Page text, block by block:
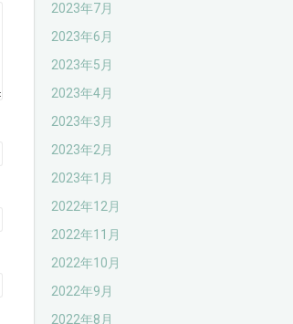
2023年7月
2023年6月
2023年5月
2023年4月
2023年3月
2023年2月
2023年1月
2022年12月
2022年11月
2022年10月
2022年9月
2022年8月